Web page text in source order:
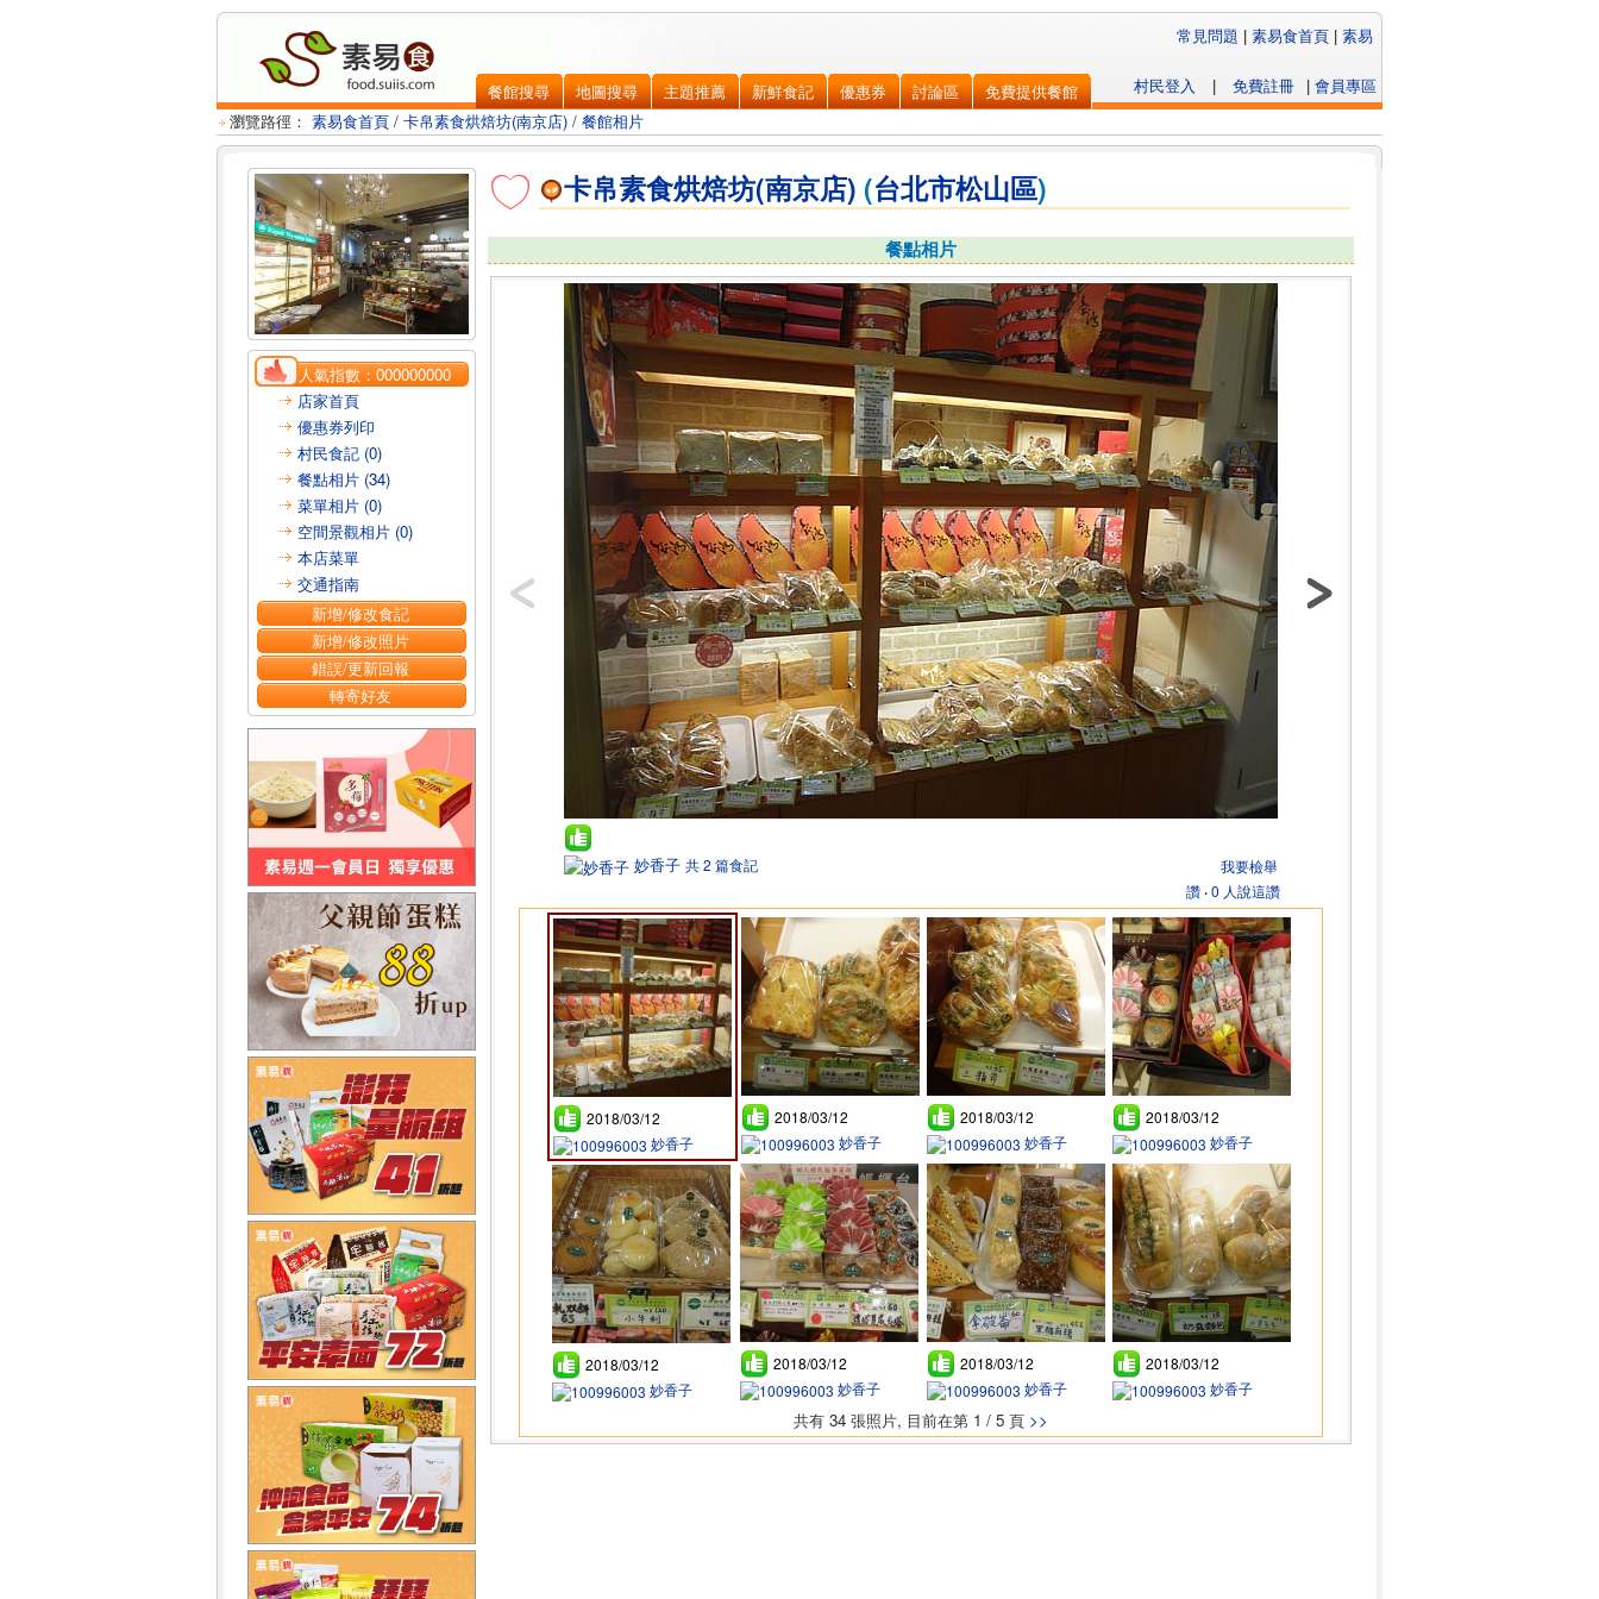
餐館搜尋 地圖搜尋 主題推薦 新鮮食記 優惠券 討論區 免費提供餐館 | 會員專區
免費註冊
|
村民登入
常見問題 | 素易食首頁 | 素易
瀏覽路徑： 素易食首頁 / 卡帛素食烘焙坊(南京店) / 餐館相片
人氣指數：000000000
店家首頁
優惠券列印
村民食記 (0)
餐點相片 (34)
菜單相片 (0)
空間景觀相片 (0)
本店菜單
交通指南
新增/修改食記
新增/修改照片
錯誤/更新回報
轉寄好友
卡帛素食烘焙坊(南京店) (台北市松山區)
餐點相片
妙香子 共 2 篇食記
我要檢舉
讚 ‧0 人說這讚
2018/03/12
妙香子
2018/03/12
妙香子
2018/03/12
妙香子
2018/03/12
妙香子
2018/03/12
妙香子
2018/03/12
妙香子
2018/03/12
妙香子
2018/03/12
妙香子
共有 34 張照片, 目前在第 1 / 5 頁 >>